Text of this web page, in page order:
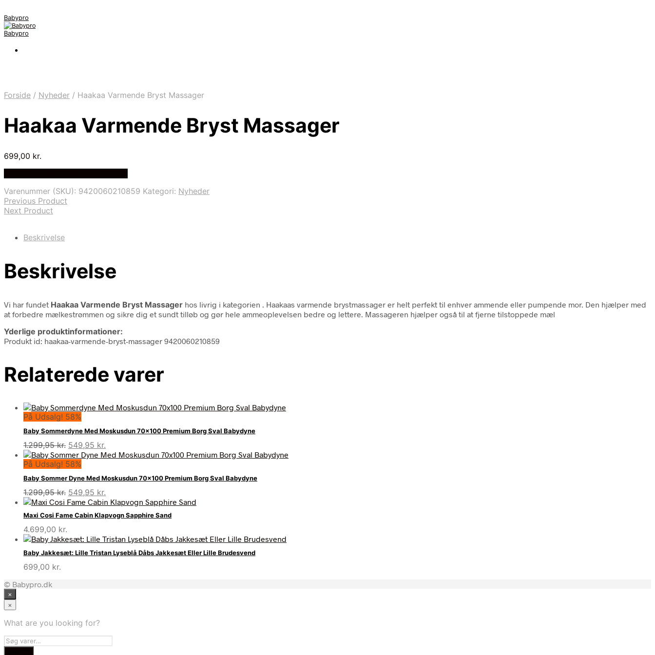
Babypro
Babypro
Forside / Nyheder / Haakaa Varmende Bryst Massager
Haakaa Varmende Bryst Massager
699,00 kr.
Varenummer (SKU): 9420060210859 Kategori: Nyheder
Previous Product
Next Product
Beskrivelse
Beskrivelse
Vi har fundet Haakaa Varmende Bryst Massager hos livrig i kategorien
. Haakaas varmende brystmassager er helt perfekt til enhver ammende eller pumpende mor. Den hjælper med
at forbedre mælkestrømmen og sikre dig et sundt tilløb og gør hele ammeoplevelsen bedre og lettere. Massageren hjælper også til at fjerne tilstoppede mæl
Yderlige produktinformationer:
Produkt id: haakaa-varmende-bryst-massager 9420060210859
Relaterede varer
På Udsalg! 58%
Baby Sommerdyne Med Moskusdun 70×100 Premium Borg Sval Babydyne
1.299,95kr. Den
oprindelige
pris
var:
1.299,95 kr..
549,95 kr.
aktuelle
er:
549,95 kr..
På Udsalg! 58%
Baby Sommer Dyne Med Moskusdun 70×100 Premium Borg Sval Babydyne
1.299,95kr. Den
oprindelige
pris
var:
549,95 kr.
aktuelle
er:
Maxi Cosi Fame Cabin Klapvogn Sapphire Sand
4.699,00 kr.
Baby Jakkesæt: Lille Tristan Lyseblå Dåbs Jakkesæt Eller Lille Brudesvend
699,00 kr.
© Babypro.dk
×
×
What are you looking for?